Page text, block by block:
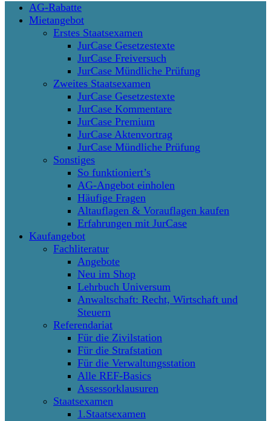
Close
Menu
AG-Rabatte
Mietangebot
Erstes Staatsexamen
JurCase Gesetzestexte
JurCase Freiversuch
JurCase Mündliche Prüfung
Zweites Staatsexamen
JurCase Gesetzestexte
JurCase Kommentare
JurCase Premium
JurCase Aktenvortrag
JurCase Mündliche Prüfung
Sonstiges
So funktioniert’s
AG-Angebot einholen
Häufige Fragen
Altauflagen & Vorauflagen kaufen
Erfahrungen mit JurCase
Kaufangebot
Fachliteratur
Angebote
Neu im Shop
Lehrbuch Universum
Anwaltschaft: Recht, Wirtschaft und
Steuern
Referendariat
Für die Zivilstation
Für die Strafstation
Für die Verwaltungsstation
Alle REF-Basics
Assessorklausuren
Staatsexamen
1.Staatsexamen